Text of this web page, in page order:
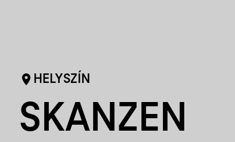
HELYSZÍN
SKANZEN